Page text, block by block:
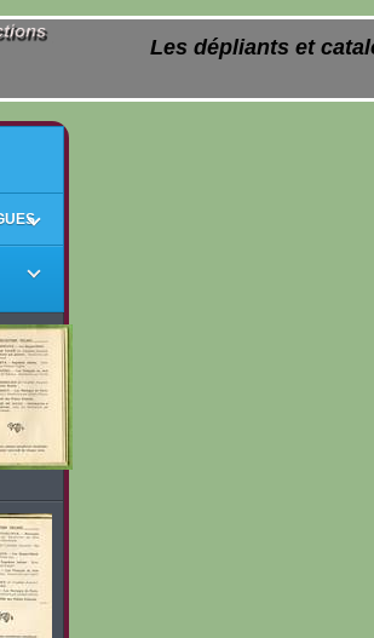
Les dépliants et